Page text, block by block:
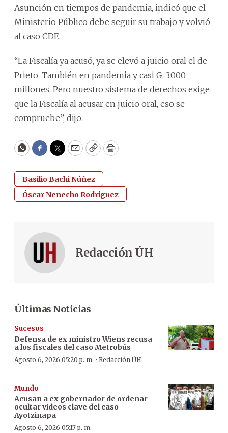
Asunción en tiempos de pandemia, indicó que el
Ministerio Público debe seguir su trabajo y volvió
al caso CDE.
“La Fiscalía ya acusó, ya se elevó a juicio oral el de
Prieto. También en pandemia y casi G. 3.000
millones. Pero nuestro sistema de derechos exige
que la Fiscalía al acusar en juicio oral, eso se
compruebe”, dijo.
WhatsApp
Facebook
Twitter
EmailCopyPrint
Basilio Bachi Núñez
Óscar Nenecho Rodríguez
Redacción ÚH
Últimas Noticias
Sucesos
Defensa de ex ministro Wiens recusa
a los fiscales del caso Metrobús
Agosto 6, 2026 05:20 p. m. · Redacción ÚH
Mundo
Acusan a ex gobernador de ordenar
ocultar videos clave del caso
Ayotzinapa
Agosto 6, 2026 05:17 p. m.